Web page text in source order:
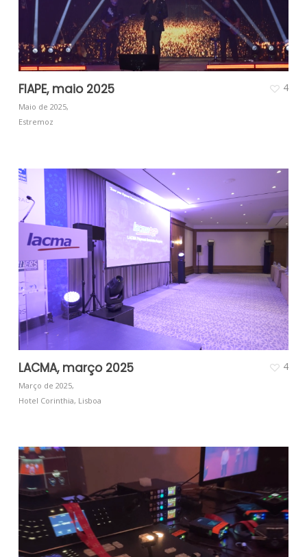
FIAPE, maio 2025
Maio de 2025,
Estremoz
4
LACMA, março 2025
Março de 2025,
Hotel Corinthia, Lisboa
4